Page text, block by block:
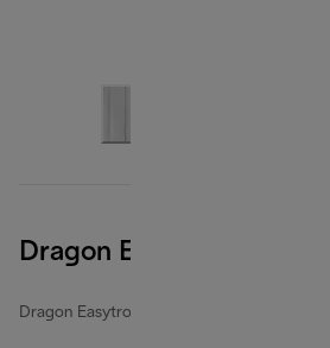
Dragon EasyTronic
Dragon Easytronic